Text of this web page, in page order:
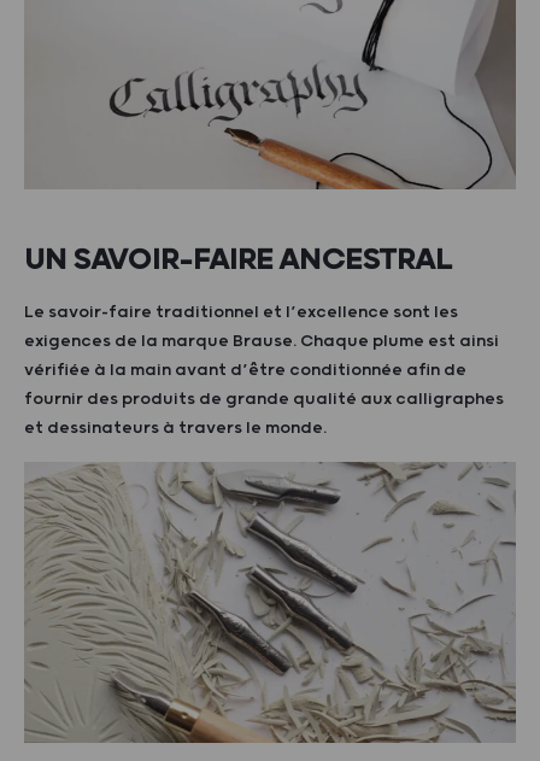
UN SAVOIR-FAIRE ANCESTRAL
Le savoir-faire traditionnel et l’excellence sont les
exigences de la marque Brause. Chaque plume est ainsi
vérifiée à la main avant d’être conditionnée afin de
fournir des produits de grande qualité aux calligraphes
et dessinateurs à travers le monde.